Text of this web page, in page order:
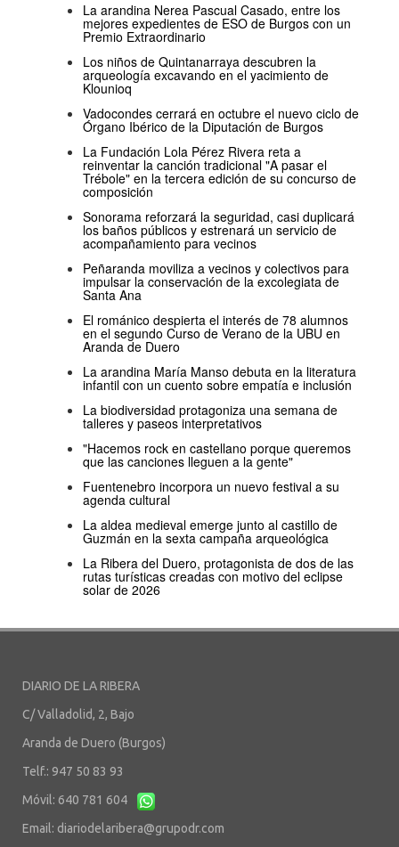
La arandina Nerea Pascual Casado, entre los
mejores expedientes de ESO de Burgos con un
Premio Extraordinario
Los niños de Quintanarraya descubren la
arqueología excavando en el yacimiento de
Klounioq
Vadocondes cerrará en octubre el nuevo ciclo de
Órgano Ibérico de la Diputación de Burgos
La Fundación Lola Pérez Rivera reta a
reinventar la canción tradicional "A pasar el
Trébole" en la tercera edición de su concurso de
composición
Sonorama reforzará la seguridad, casi duplicará
los baños públicos y estrenará un servicio de
acompañamiento para vecinos
Peñaranda moviliza a vecinos y colectivos para
impulsar la conservación de la excolegiata de
Santa Ana
El románico despierta el interés de 78 alumnos
en el segundo Curso de Verano de la UBU en
Aranda de Duero
La arandina María Manso debuta en la literatura
infantil con un cuento sobre empatía e inclusión
La biodiversidad protagoniza una semana de
talleres y paseos interpretativos
"Hacemos rock en castellano porque queremos
que las canciones lleguen a la gente"
Fuentenebro incorpora un nuevo festival a su
agenda cultural
La aldea medieval emerge junto al castillo de
Guzmán en la sexta campaña arqueológica
La Ribera del Duero, protagonista de dos de las
rutas turísticas creadas con motivo del eclipse
solar de 2026
DIARIO DE LA RIBERA
C/ Valladolid, 2, Bajo
Aranda de Duero (Burgos)
Telf.: 947 50 83 93
Móvil: 640 781 604
Email: diariodelaribera@grupodr.com